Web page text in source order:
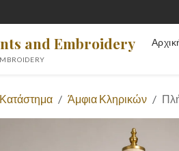
and Embroidery
Κατάστημα Άμφια Κληρικών